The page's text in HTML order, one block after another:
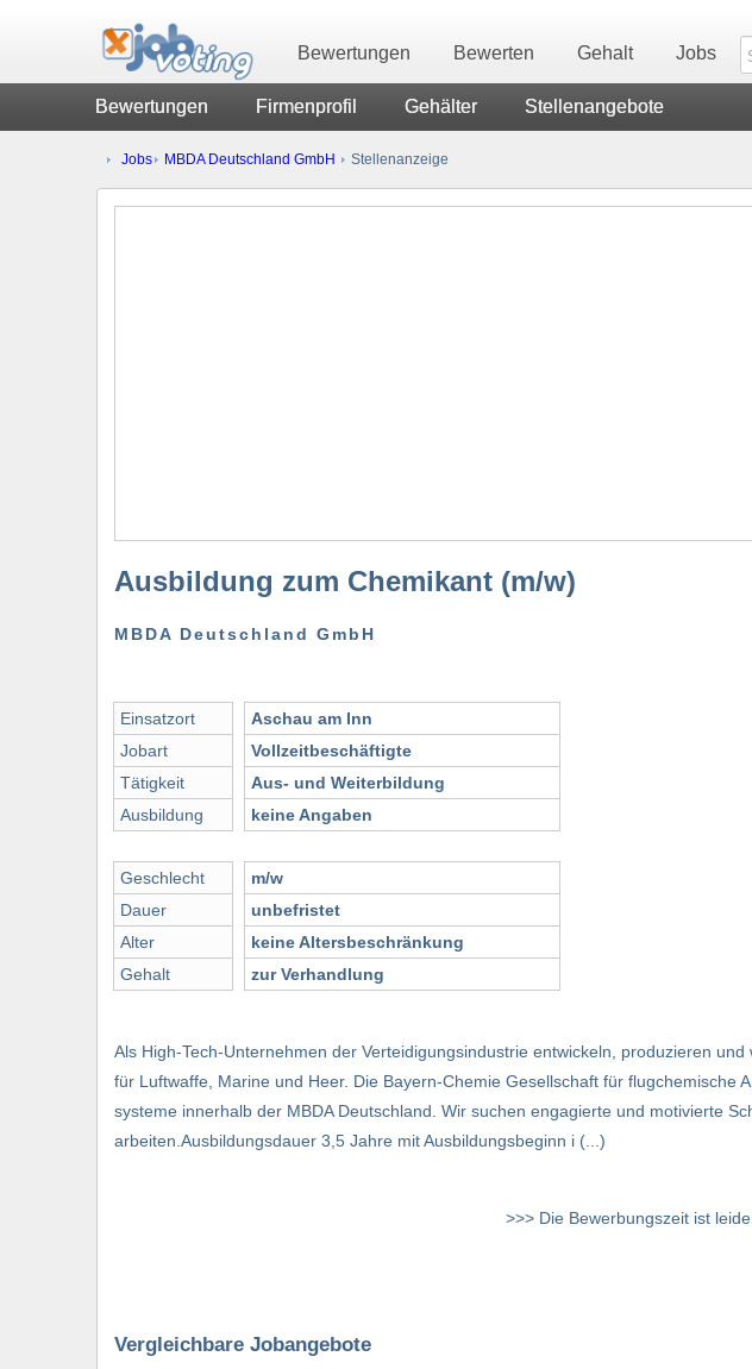
Bewertungen Bewerten Gehalt Jobs
Bewertungen Firmenprofil Gehälter Stellenangebote
Jobs MBDA Deutschland GmbH Stellenanzeige
Ausbildung zum Chemikant (m/w)
MBDA Deutschland GmbH
Einsatzort
Jobart
Tätigkeit
Ausbildung
Geschlecht
Dauer
Alter
Gehalt
Aschau am Inn
Vollzeitbeschäftigte
Aus- und Weiterbildung
keine Angaben
m/w
unbefristet
keine Altersbeschränkung
zur Verhandlung
Als High-Tech-Unternehmen der Verteidigungsindustrie entwickeln, produzieren
für Luftwaffe, Marine und Heer. Die Bayern-Chemie Gesellschaft für flugchemische
systeme innerhalb der MBDA Deutschland. Wir suchen engagierte und motivierte
arbeiten.Ausbildungsdauer 3,5 Jahre mit Ausbildungsbeginn i (...)
>>> Die Bewerbungszeit ist
Vergleichbare Jobangebote